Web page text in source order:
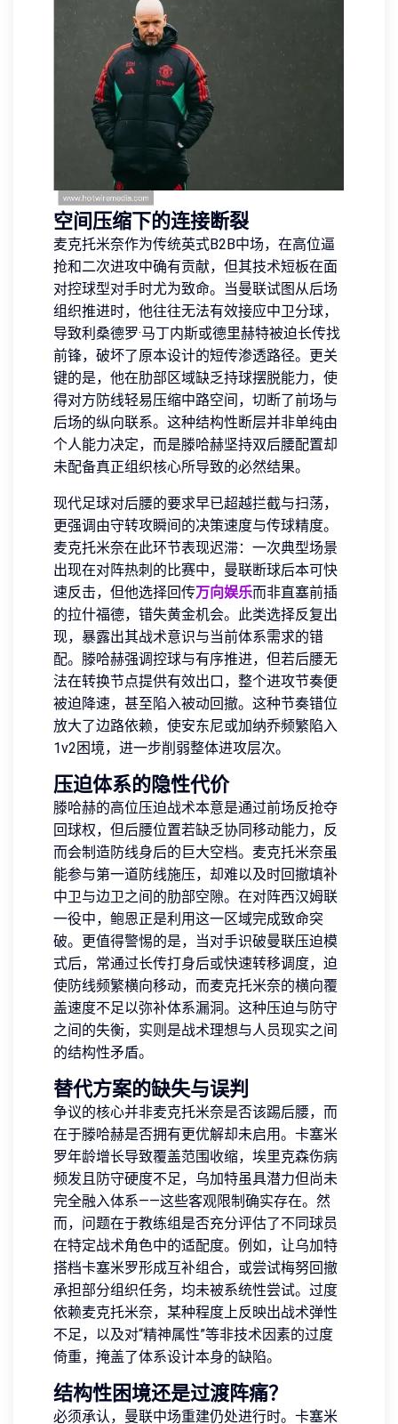
空间压缩下的连接断裂
麦克托米奈作为传统英式B2B中场，在高位逼
抢和二次进攻中确有贡献，但其技术短板在面
对控球型对手时尤为致命。当曼联试图从后场
组织推进时，他往往无法有效接应中卫分球，
导致利桑德罗·马丁内斯或德里赫特被迫长传找
前锋，破坏了原本设计的短传渗透路径。更关
键的是，他在肋部区域缺乏持球摆脱能力，使
得对方防线轻易压缩中路空间，切断了前场与
后场的纵向联系。这种结构性断层并非单纯由
个人能力决定，而是滕哈赫坚持双后腰配置却
未配备真正组织核心所导致的必然结果。
现代足球对后腰的要求早已超越拦截与扫荡，
更强调由守转攻瞬间的决策速度与传球精度。
麦克托米奈在此环节表现迟滞：一次典型场景
出现在对阵热刺的比赛中，曼联断球后本可快
速反击，但他选择回传万向娱乐而非直塞前插
的拉什福德，错失黄金机会。此类选择反复出
现，暴露出其战术意识与当前体系需求的错
配。滕哈赫强调控球与有序推进，但若后腰无
法在转换节点提供有效出口，整个进攻节奏便
被迫降速，甚至陷入被动回撤。这种节奏错位
放大了边路依赖，使安东尼或加纳乔频繁陷入
1v2困境，进一步削弱整体进攻层次。
压迫体系的隐性代价
滕哈赫的高位压迫战术本意是通过前场反抢夺
回球权，但后腰位置若缺乏协同移动能力，反
而会制造防线身后的巨大空档。麦克托米奈虽
能参与第一道防线施压，却难以及时回撤填补
中卫与边卫之间的肋部空隙。在对阵西汉姆联
一役中，鲍恩正是利用这一区域完成致命突
破。更值得警惕的是，当对手识破曼联压迫模
式后，常通过长传打身后或快速转移调度，迫
使防线频繁横向移动，而麦克托米奈的横向覆
盖速度不足以弥补体系漏洞。这种压迫与防守
之间的失衡，实则是战术理想与人员现实之间
的结构性矛盾。
替代方案的缺失与误判
争议的核心并非麦克托米奈是否该踢后腰，而
在于滕哈赫是否拥有更优解却未启用。卡塞米
罗年龄增长导致覆盖范围收缩，埃里克森伤病
频发且防守硬度不足，乌加特虽具潜力但尚未
完全融入体系——这些客观限制确实存在。然
而，问题在于教练组是否充分评估了不同球员
在特定战术角色中的适配度。例如，让乌加特
搭档卡塞米罗形成互补组合，或尝试梅努回撤
承担部分组织任务，均未被系统性尝试。过度
依赖麦克托米奈，某种程度上反映出战术弹性
不足，以及对“精神属性”等非技术因素的过度
倚重，掩盖了体系设计本身的缺陷。
结构性困境还是过渡阵痛？
必须承认，曼联中场重建仍处进行时。卡塞米